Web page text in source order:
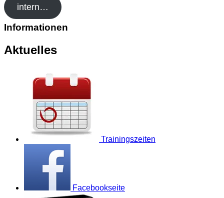
intern…
Informationen
Aktuelles
Trainingszeiten
Facebookseite